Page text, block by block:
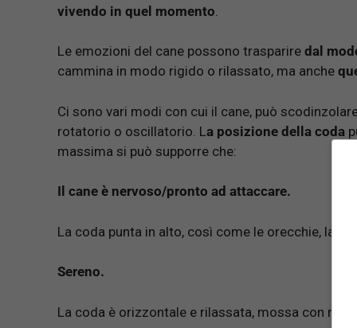
vivendo in quel momento
Le emozioni del cane possono trasparire dal
cammina in modo rigido o rilassato, ma anche
Ci sono vari modi con cui il cane, può
rotatorio o oscillatorio. L a posizione della coda
massima si può supporre che:
Il cane è nervoso/pronto ad attaccare.
La coda punta in alto, così come le orecchie, la
Sereno.
La coda è orizzontale e rilassata, mossa con